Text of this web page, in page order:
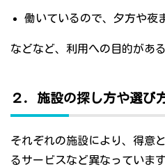
働いているので、夕方や夜
などなど、利用への目的があ
２．施設の探し方や選び
それぞれの施設により、得意
るサービスなど異なっていま